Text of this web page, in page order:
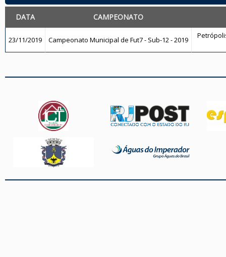
DATA CAMPEONATO
23/11/2019 Campeonato Municipal de Fut7 - Sub-12 - 2019